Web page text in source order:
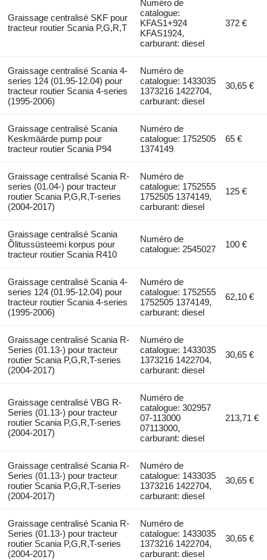
Graissage centralisé SKF pour
tracteur routier Scania P,G,R,T
Numéro de
catalogue:
KFAS1+924
KFAS1924,
carburant: diesel
372 €
Graissage centralisé Scania 4-
series 124 (01.95-12.04) pour
tracteur routier Scania 4-series
(1995-2006)
Numéro de
catalogue: 1433035
1373216 1422704,
carburant: diesel
30,65 €
Graissage centralisé Scania
Keskmäärde pump pour
tracteur routier Scania P94
Numéro de
catalogue: 1752505
1374149
65 €
Graissage centralisé Scania R-
series (01.04-) pour tracteur
routier Scania P,G,R,T-series
(2004-2017)
Numéro de
catalogue: 1752555
1752505 1374149,
carburant: diesel
125 €
Graissage centralisé Scania
Õlitussüsteemi korpus pour
tracteur routier Scania R410
Numéro de
catalogue: 2545027
100 €
Graissage centralisé Scania 4-
series 124 (01.95-12.04) pour
tracteur routier Scania 4-series
(1995-2006)
Numéro de
catalogue: 1752555
1752505 1374149,
carburant: diesel
62,10 €
Graissage centralisé Scania R-
Series (01.13-) pour tracteur
routier Scania P,G,R,T-series
(2004-2017)
Numéro de
catalogue: 1433035
1373216 1422704,
carburant: diesel
30,65 €
Graissage centralisé VBG R-
Series (01.13-) pour tracteur
routier Scania P,G,R,T-series
(2004-2017)
Numéro de
catalogue: 302957
07-113000
07113000,
carburant: diesel
213,71 €
Graissage centralisé Scania R-
Series (01.13-) pour tracteur
routier Scania P,G,R,T-series
(2004-2017)
Numéro de
catalogue: 1433035
1373216 1422704,
carburant: diesel
30,65 €
Graissage centralisé Scania R-
Series (01.13-) pour tracteur
routier Scania P,G,R,T-series
(2004-2017)
Numéro de
catalogue: 1433035
1373216 1422704,
carburant: diesel
30,65 €